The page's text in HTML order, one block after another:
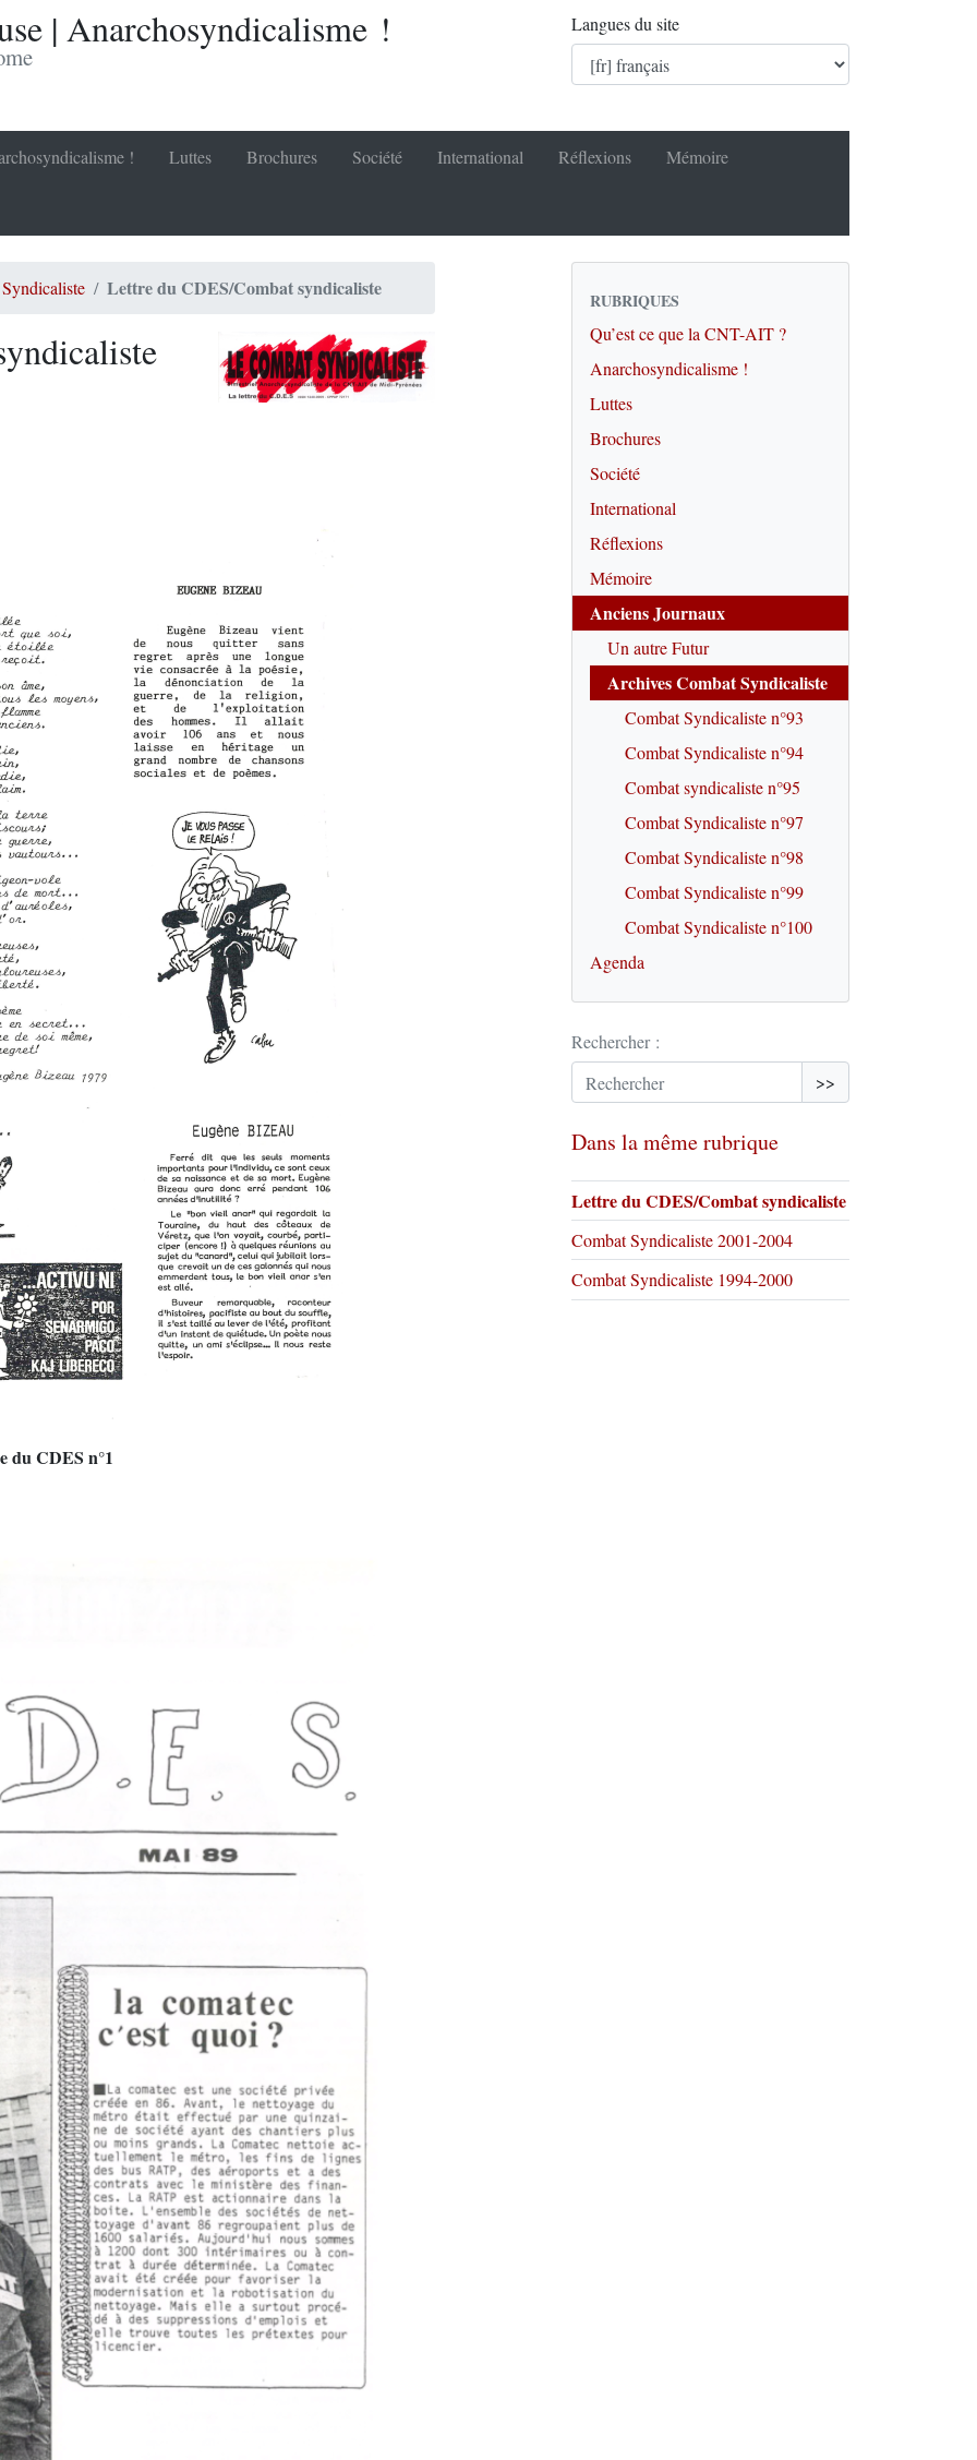
| Anarchosyndicalisme ! Langues du site
! Luttes Brochures Société International Réflexions Mémoire
Lettre du CDES/Combat syndicaliste
du CDES n°1
RUBRIQUES
Qu’est ce que la CNT-AIT ?
Anarchosyndicalisme !
Luttes
Brochures
Société
International
Réflexions
Mémoire
Anciens Journaux
Un autre Futur
Archives Combat Syndicaliste
Combat Syndicaliste n°93
Combat Syndicaliste n°94
Combat syndicaliste n°95
Combat Syndicaliste n°97
Combat Syndicaliste n°98
Combat Syndicaliste n°99
Combat Syndicaliste n°100
Agenda
Rechercher :
>>
Dans la même rubrique
Lettre du CDES/Combat syndicaliste
Combat Syndicaliste 2001-2004
Combat Syndicaliste 1994-2000